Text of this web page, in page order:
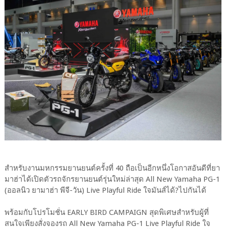
สำหรับงานมหกรรมยานยนต์ครั้งที่ 40 ถือเป็นอีกหนึ่งโอกาสอันดีที่ยา
มาฮ่าได้เปิดตัวรถจักรยานยนต์รุ่นใหม่ล่าสุด All New Yamaha PG-1
(ออลนิว ยามาฮ่า พีจี-วัน) Live Playful Ride ใจมันส์ได้?ไปกันได้
พร้อมกับโปรโมชั่น EARLY BIRD CAMPAIGN สุดพิเศษสำหรับผู้ที่
สนใจเพียงสั่งจองรถ All New Yamaha PG-1 Live Playful Ride ใจ